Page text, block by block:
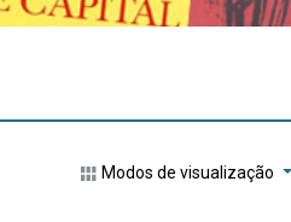
Modos de visualização